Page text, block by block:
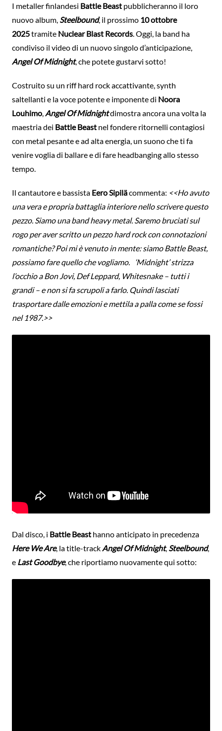
I metaller finlandesi Battle Beastpubblicheranno il loro
nuovo album, Steelbound, il prossimo 10 ottobre
2025tramite Nuclear Blast Records. Oggi, la band ha
condiviso il video di un nuovo singolo d’anticipazione,
Angel Of Midnight, che potete gustarvi sotto!
Costruito su un riff hard rock accattivante, synth
saltellanti e la voce potente e imponente di Noora
Louhimo, Angel Of Midnightdimostra ancora una volta la
maestria dei Battle Beastnel fondere ritornelli contagiosi
con metal pesante e ad alta energia, un suono che ti fa
venire voglia di ballare e di fare headbanging allo stesso
tempo.
Il cantautore e bassista Eero Sipiläcommenta: <<Ho avuto
una vera e propria battaglia interiore nello scrivere questo
pezzo. Siamo una band heavy metal. Saremo bruciati sul
rogo per aver scritto un pezzo hard rock con connotazioni
romantiche? Poi mi è venuto in mente: siamo Battle Beast,
possiamo fare quello che vogliamo.
‘Midnight’ strizza
l’occhio a Bon Jovi, Def Leppard, Whitesnake – tutti i
grandi – e non si fa scrupoli a farlo. Quindi lasciati
trasportare dalle emozioni e mettila a palla come se fossi
nel 1987.>>
Dal disco, i Battle Beasthanno anticipato in precedenza
Here We Are, la title-track Angel Of Midnight, Steelbound,
e Last Goodbye, che riportiamo nuovamente qui sotto: